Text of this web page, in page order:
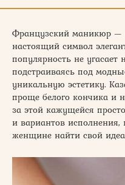
Французский маникюр —
настоящий символ
популярность не угасает
подстраиваясь под
уникальную эстетику.
проще белого кончика и
за этой кажущейся
и вариантов
женщине найти свой